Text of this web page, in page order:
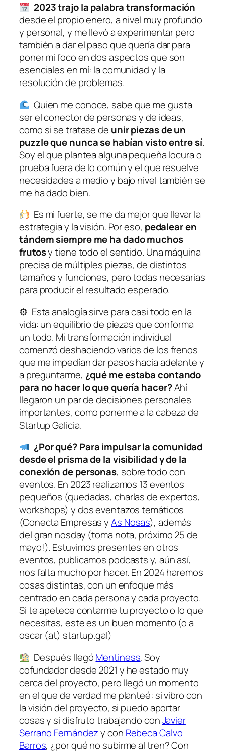
2023 trajo la palabra transformación
desde el propio enero, a nivel muy profundo
y personal, y me llevó a experimentar pero
también a dar el paso que quería dar para
poner mi foco en dos aspectos que son
esenciales en mí: la comunidad y la
resolución de problemas.
Quien me conoce, sabe que me gusta
ser el conector de personas y de ideas,
como si se tratase de unir piezas de un
puzzle que nunca se habían visto entre sí.
Soy el que plantea alguna pequeña locura o
prueba fuera de lo común y el que resuelve
necesidades a medio y bajo nivel también se
me ha dado bien.
Es mi fuerte, se me da mejor que llevar la
estrategia y la visión. Por eso, pedalear en
tándem siempre me ha dado muchos
frutosy tiene todo el sentido. Una máquina
precisa de múltiples piezas, de distintos
tamaños y funciones, pero todas necesarias
para producir el resultado esperado.
⚙ Esta analogía sirve para casi todo en la
vida: un equilibrio de piezas que conforma
un todo. Mi transformación individual
comenzó deshaciendo varios de los frenos
que me impedían dar pasos hacia adelante y
a preguntarme, ¿qué me estaba contando
para no hacer lo que quería hacer?Ahí
llegaron un par de decisiones personales
importantes, como ponerme a la cabeza de
Startup Galicia.
¿Por qué? Para impulsar la comunidad
desde el prisma de la visibilidad y de la
conexión de personas, sobre todo con
eventos. En 2023 realizamos 13 eventos
pequeños (quedadas, charlas de expertos,
workshops) y dos eventazos temáticos
(Conecta Empresas yAs Nosas), además
del gran nosday (toma nota, próximo 25 de
mayo!). Estuvimos presentes en otros
eventos, publicamos podcasts y, aún así,
nos falta mucho por hacer. En 2024 haremos
cosas distintas, con un enfoque más
centrado en cada persona y cada proyecto.
Si te apetece contarme tu proyecto o lo que
necesitas, este es un buen momento (o a
oscar (at) startup.gal)
Después llegóMentiness. Soy
cofundador desde 2021 y he estado muy
cerca del proyecto, pero llegó un momento
en el que de verdad me planteé: si vibro con
la visión del proyecto, si puedo aportar
cosas y si disfruto trabajando conJavier
Serrano Fernándezy con Rebeca Calvo
Barros, ¿por qué no subirme al tren? Con